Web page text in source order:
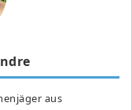
aus